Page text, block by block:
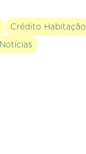
Crédito Habitação
Notícias